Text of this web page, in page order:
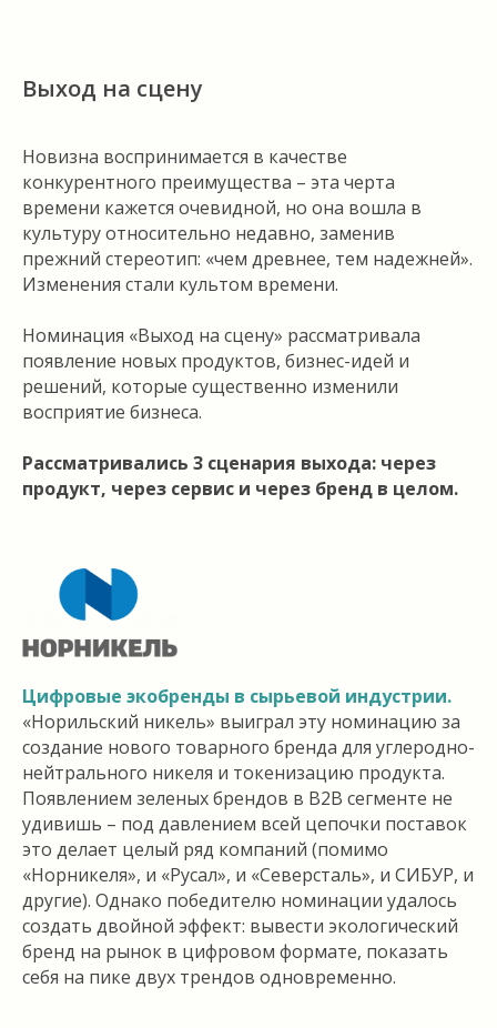
Выход на сцену
Новизна воспринимается в качестве
конкурентного преимущества – эта черта
времени кажется очевидной, но она вошла в
культуру относительно недавно, заменив
прежний стереотип: «чем древнее, тем надежней».
Изменения стали культом времени.
Номинация «Выход на сцену» рассматривала
появление новых продуктов, бизнес-идей и
решений, которые существенно изменили
восприятие бизнеса.
Рассматривались 3 сценария выхода: через
продукт, через сервис и через бренд в целом.
Цифровые экобренды в сырьевой индустрии.
«Норильский никель» выиграл эту номинацию за
создание нового товарного бренда для углеродно-
нейтрального никеля и токенизацию продукта.
Появлением зеленых брендов в В2В сегменте не
удивишь – под давлением всей цепочки поставок
это делает целый ряд компаний (помимо
«Норникеля», и «Русал», и «Северсталь», и СИБУР, и
другие). Однако победителю номинации удалось
создать двойной эффект: вывести экологический
бренд на рынок в цифровом формате, показать
себя на пике двух трендов одновременно.